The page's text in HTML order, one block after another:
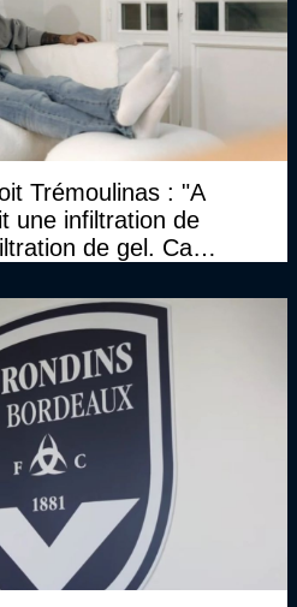
Trémoulinas : "A
une infiltration de
de gel. Ca